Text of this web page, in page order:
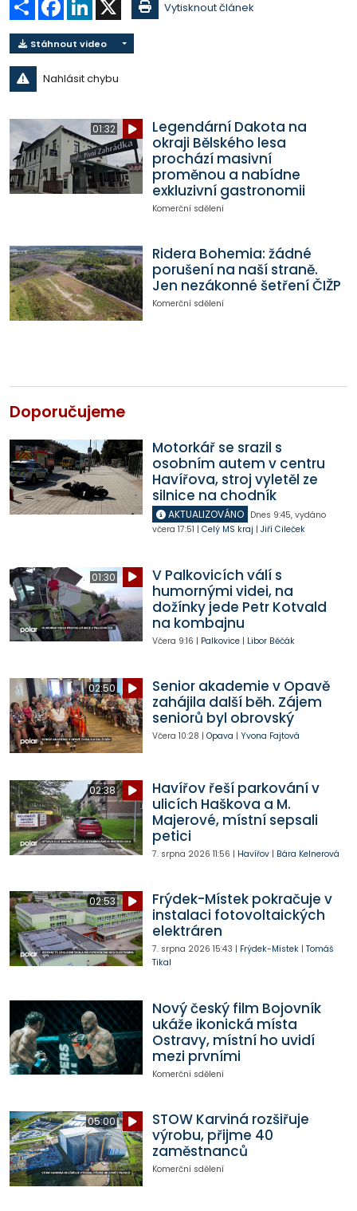
Vytisknout článek
Stáhnout video
Nahlásit chybu
01:32
Legendární Dakota na
okraji Bělského lesa
prochází masivní
proměnou a nabídne
exkluzivní gastronomii
Komerční sdělení
Ridera Bohemia: žádné
porušení na naší straně.
Jen nezákonné šetření ČIŽP
Komerční sdělení
Doporučujeme
Motorkář se srazil s
osobním autem v centru
Havířova, stroj vyletěl ze
silnice na chodník
AKTUALIZOVÁNO Dnes 9:45, vydáno
včera 17:51 | Celý MS kraj | Jiří Cileček
01:30
V Palkovicích válí s
humornými videi, na
dožínky jede Petr Kotvald
na kombajnu
Včera 9:16 | Palkovice| Libor Běčák
02:50
Senior akademie v Opavě
zahájila další běh. Zájem
seniorů byl obrovský
Včera 10:28 | Opava | Yvona Fajtová
02:38
Havířov řeší parkování v
ulicích Haškova a M.
Majerové, místní sepsali
petici
7. srpna 2026 11:56 | Havířov| Bára Kelnerová
02:53
Frýdek-Místek pokračuje v
instalaci fotovoltaických
elektráren
7. srpna 2026 15:43 | Frýdek-Místek| Tomáš
Tikal
Nový český film Bojovník
ukáže ikonická místa
Ostravy, místní ho uvidí
mezi prvními
Komerční sdělení
05:00
STOW Karviná rozšiřuje
výrobu, přijme 40
zaměstnanců
Komerční sdělení